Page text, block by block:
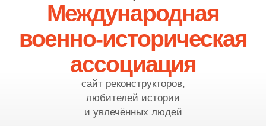
Международная
военно-историческая
ассоциация
сайт реконструкторов,
любителей истории
и увлечённых людей